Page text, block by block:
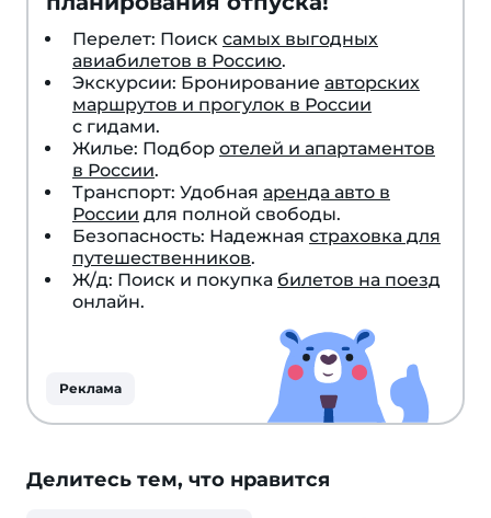
Перелет: Поиск самых выгодных
авиабилетов в Россию.
Экскурсии: Бронирование авторских
маршрутов и прогулок в России
с гидами.
Жилье: Подбор отелей и апартаментов
в России.
Транспорт: Удобная аренда авто в
России для полной свободы.
Безопасность: Надежная страховка для
путешественников.
Ж/д: Поиск и покупка билетов на поезд
онлайн.
Реклама
Делитесь тем, что нравится